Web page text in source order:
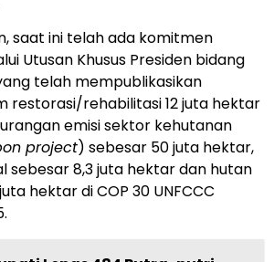
saat ini telah ada komitmen
Utusan Khusus Presiden bidang
telah mempublikasikan
restorasi/rehabilitasi 12 juta hektar
emisi sektor kehutanan
project) sebesar 50 juta hektar,
sebesar 8,3 juta hektar dan hutan
hektar di COP 30 UNFCCC